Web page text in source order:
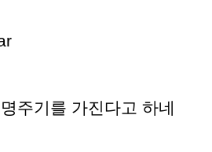
주기를 가진다고 하네